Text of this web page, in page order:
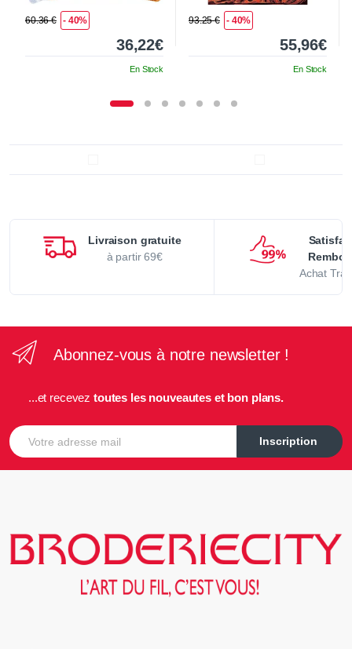
60.36 € - 40%
36,22€
En Stock
93.25 € - 40%
55,96€
En Stock
Livraison gratuite
à partir 69€
Achat
Abonnez-vous à notre newsletter !
...et recevez toutes les nouveautes et bon plans.
E-mail
Inscription